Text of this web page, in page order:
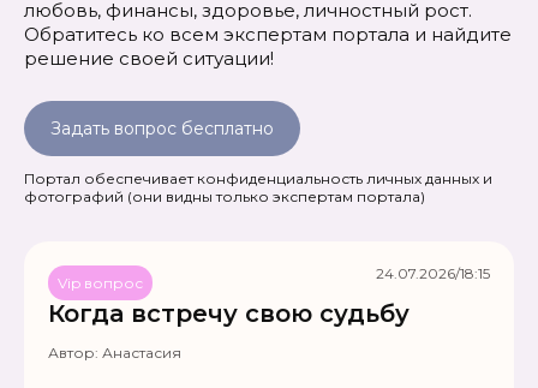
любовь, финансы, здоровье, личностный рост.
Обратитесь ко всем экспертам портала и найдите
решение своей ситуации!
Задать вопрос бесплатно
Портал обеспечивает конфиденциальность личных данных и
фотографий (они видны только экспертам портала)
Когда встречу свою судьбу
Vip вопрос
Автор: Анастасия
24.07.2026/18:15